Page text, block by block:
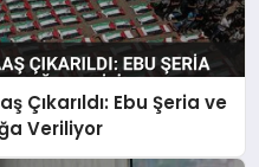
Çıkarıldı: Ebu Şeria ve
Veriliyor